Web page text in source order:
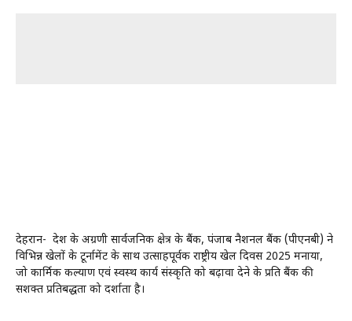
देहरादून- देश के अग्रणी सार्वजनिक क्षेत्र के बैंक, पंजाब नैशनल बैंक (पीएनबी) ने
विभिन्न खेलों के टूर्नामेंट के साथ उत्साहपूर्वक राष्ट्रीय खेल दिवस 2025 मनाया,
जो कार्मिक कल्याण एवं स्वस्थ कार्य संस्कृति को बढ़ावा देने के प्रति बैंक की
सशक्त प्रतिबद्धता को दर्शाता है।